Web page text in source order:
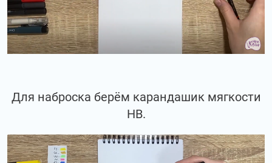
Для наброска берём карандашик мягкости
НВ.